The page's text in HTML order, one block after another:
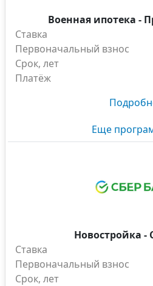
Военная ипотека -
Ставка
Первоначальный взнос
Срок, лет
Платёж
Еще
Новостройка -
Ставка
Первоначальный взнос
Срок, лет